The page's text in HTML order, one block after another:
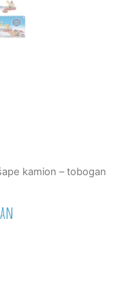
kamion – tobogan